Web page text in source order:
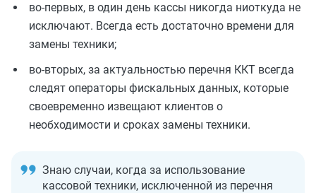
во-первых, в один день кассы никогда ниоткуда не
исключают. Всегда есть достаточно времени для
замены техники;
во-вторых, за актуальностью перечня ККТ всегда
следят операторы фискальных данных, которые
своевременно извещают клиентов о
необходимости и сроках замены техники.
Знаю случаи, когда за использование
кассовой техники, исключенной из перечня